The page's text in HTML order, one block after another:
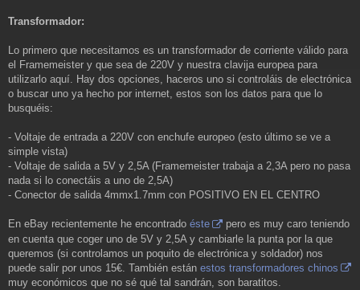
Transformador:
Lo primero que necesitamos es un transformador de corriente válido para
el Framemeister y que sea de 220V y nuestra clavija europea para
utilizarlo aquí. Hay dos opciones, haceros uno si controláis de electrónica
o buscar uno ya hecho por internet, estos son los datos para que lo
busquéis:
- Voltaje de entrada a 220V con enchufe europeo (esto último se ve a
simple vista)
- Voltaje de salida a 5V y 2,5A (Framemeister trabaja a 2,3A pero no pasa
nada si lo conectáis a uno de 2,5A)
- Conector de salida 4mmx1.7mm con POSITIVO EN EL CENTRO
En eBay recientemente he encontrado éste
pero es muy caro teniendo
en cuenta que coger uno de 5V y 2,5A y cambiarle la punta por la que
queremos (si controlamos un poquito de electrónica y soldador) nos
puede salir por unos 15€. También están estos transformadores chinos
muy económicos que no sé qué tal sandrán, son baratitos.